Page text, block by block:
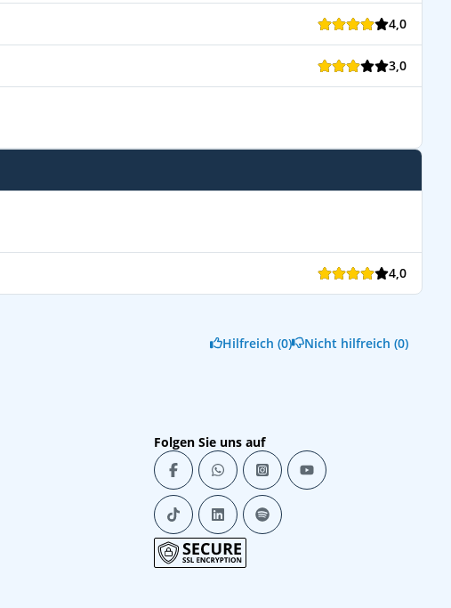
4,0
3,0
4,0
Hilfreich (0) Nicht hilfreich (0)
Folgen Sie uns auf